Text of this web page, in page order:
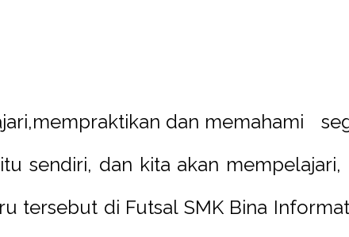
dan memahami
sendiri, dan kita akan
tersebut di Futsal SMK Bina